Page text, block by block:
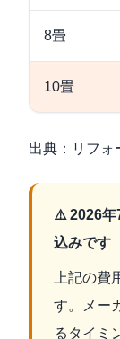
8畳
10畳
出典： リフォ
⚠️ 2026年
込みです
上記の
す。メー
るタイミ